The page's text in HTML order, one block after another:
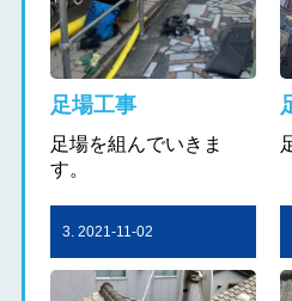
足場工事
足場を組んでいきま
す。
3. 2021-11-02